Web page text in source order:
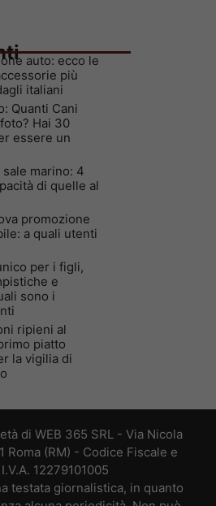
auto: ecco le
più
italiani
Quanti Cani
Hai 30
essere un
marino: 4
di quelle al
promozione
a quali utenti
per i figli,
e
sono i
ripieni al
piatto
la vigilia di
di WEB 365 SRL - Via Nicola
Roma (RM) - Codice Fiscale e
12279101005
testata giornalistica, in quanto